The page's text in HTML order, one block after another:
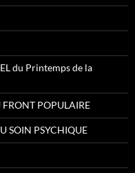
du Printemps de la
POPULAIRE
SOIN PSYCHIQUE